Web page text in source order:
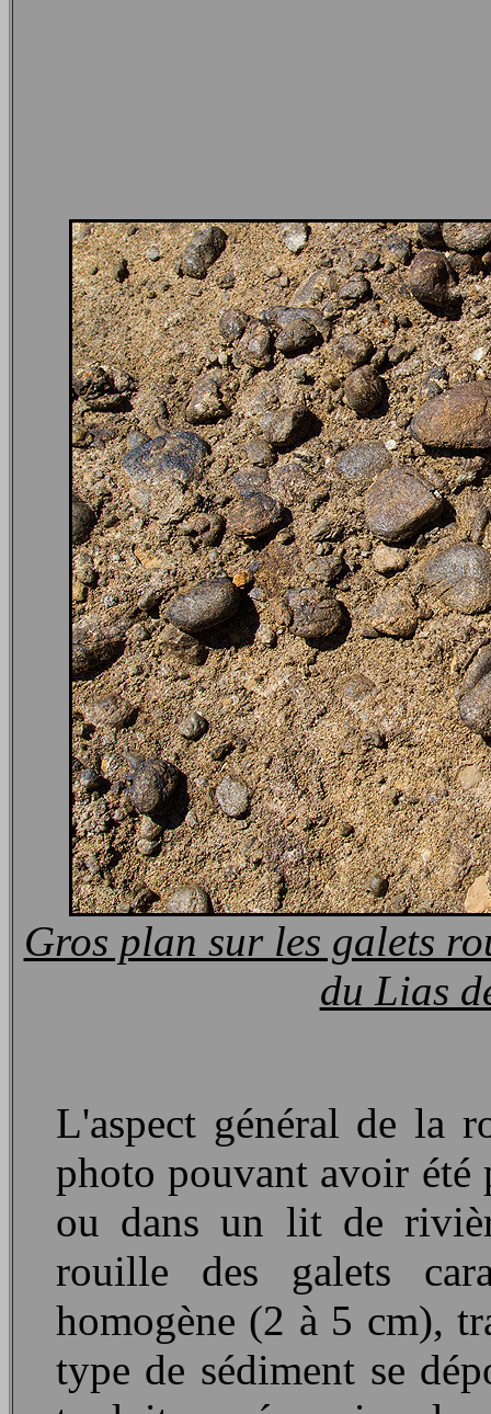
Gros plan sur les galets
du Lias
L'aspect général de la
photo pouvant avoir été
ou dans un lit de
rouille des galets
homogène (2 à 5 cm),
type de sédiment se